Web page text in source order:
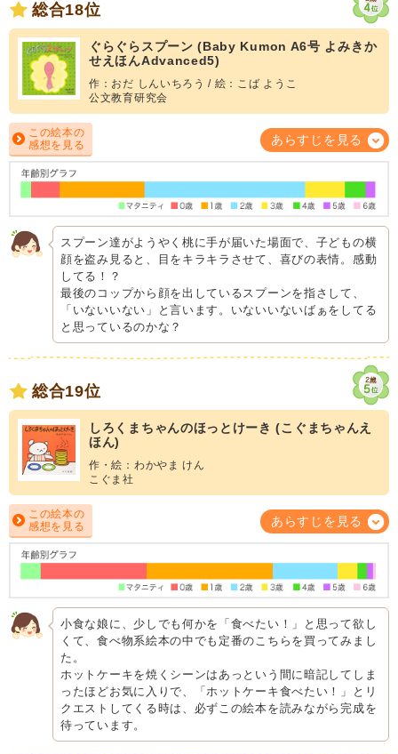
総合18位
ぐらぐらスプーン (Baby Kumon A6号 よみきか
せえほんAdvanced5)
作：おだ しんいちろう / 絵：こば ようこ
公文教育研究会
この絵本の
感想を見る
あらすじを見る
スプーン達がようやく桃に手が届いた場面で、子どもの横
顔を盗み見ると、目をキラキラさせて、喜びの表情。感動
してる！？
最後のコップから顔を出しているスプーンを指さして、
「いないいない」と言います。いないいないばぁをしてる
と思っているのかな？
総合19位
しろくまちゃんのほっとけーき (こぐまちゃんえ
ほん)
作・絵：わかやま けん
こぐま社
この絵本の
感想を見る
あらすじを見る
小食な娘に、少しでも何かを「食べたい！」と思って欲し
くて、食べ物系絵本の中でも定番のこちらを買ってみまし
た。
ホットケーキを焼くシーンはあっという間に暗記してしま
ったほどお気に入りで、「ホットケーキ食べたい！」とリ
クエストしてくる時は、必ずこの絵本を読みながら完成を
待っています。